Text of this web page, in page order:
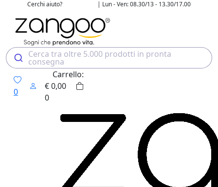
Cerchi aiuto? | Lun - Ven: 08.30/13 - 13.30/17.00
Cerca tra oltre 5.000 prodotti in pronta
consegna
0
Carrello:
€0,00
0